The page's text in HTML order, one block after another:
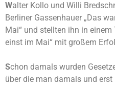
Walter Kollo und Willi
Berliner Gassenhauer „Das
Mai“ und stellten ihn in
einst im Mai“ mit großem
Schon damals wurden
über die man damals und